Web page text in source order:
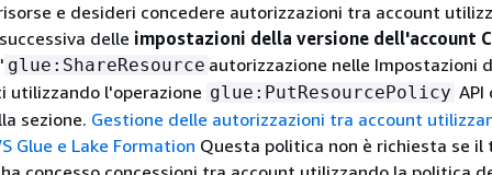
e desideri concedere autorizzazioni tra account
delle impostazioni della versione dell'account
glue:ShareResource autorizzazione nelle Impostazioni
utilizzando l'operazione glue:PutResourcePolicy API
sezione. Gestione delle autorizzazioni tra account
Glue e Lake Formation Questa politica non è richiesta se il